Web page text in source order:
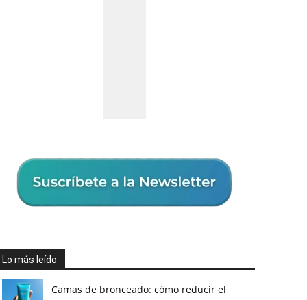
Lo más leído
Camas de bronceado: cómo reducir el